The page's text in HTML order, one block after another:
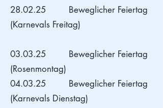
28.02.25 Beweglicher Feiertag
(Karnevals Freitag)
03.03.25 Beweglicher Feiertag
(Rosenmontag)
04.03.25 Beweglicher Feiertag
(Karnevals Dienstag)